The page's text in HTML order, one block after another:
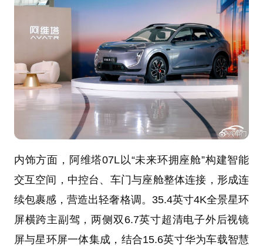
内饰方面，阿维塔07L以“未来环拥座舱”构建智能
交互空间，中控台、车门与座舱整体连接，形成连
续包裹感，营造出轻奢格调。35.4英寸4K全景星环
屏横跨主副驾，两侧双6.7英寸超清电子外后视镜
屏与星环屏一体集成，结合15.6英寸华为车载智慧